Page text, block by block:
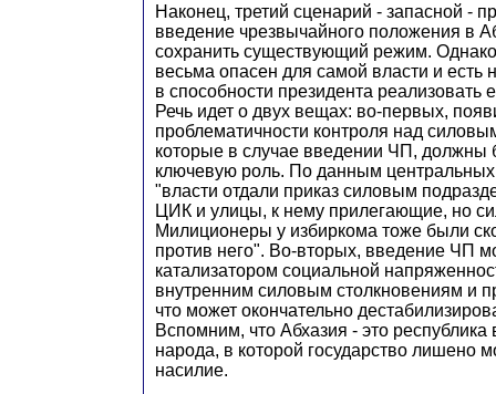
Наконец, третий сценарий - запасной -
введение чрезвычайного положения в
сохранить существующий режим.
весьма опасен для самой власти и есть
в способности президента реализовать
Речь идет о двух вещах: во-первых,
проблематичности контроля над
которые в случае введении ЧП, должны
ключевую роль. По данным центральных
"власти отдали приказ силовым
ЦИК и улицы, к нему прилегающие, но
Милиционеры у избиркома тоже были
против него". Во-вторых, введение ЧП
катализатором социальной
внутренним силовым столкновениям и
что может окончательно
Вспомним, что Абхазия - это республика
народа, в которой государство лишено
насилие.